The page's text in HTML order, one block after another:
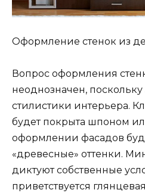
Оформление стенок из
Вопрос оформления
неоднозначен,
стилистики интерьера.
будет покрыта шпоном
оформлении фасадов
«древесные» оттенки.
диктуют собственные
приветствуется